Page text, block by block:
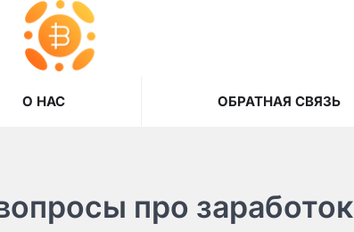
О НАС ОБРАТНАЯ СВЯЗЬ
про заработок